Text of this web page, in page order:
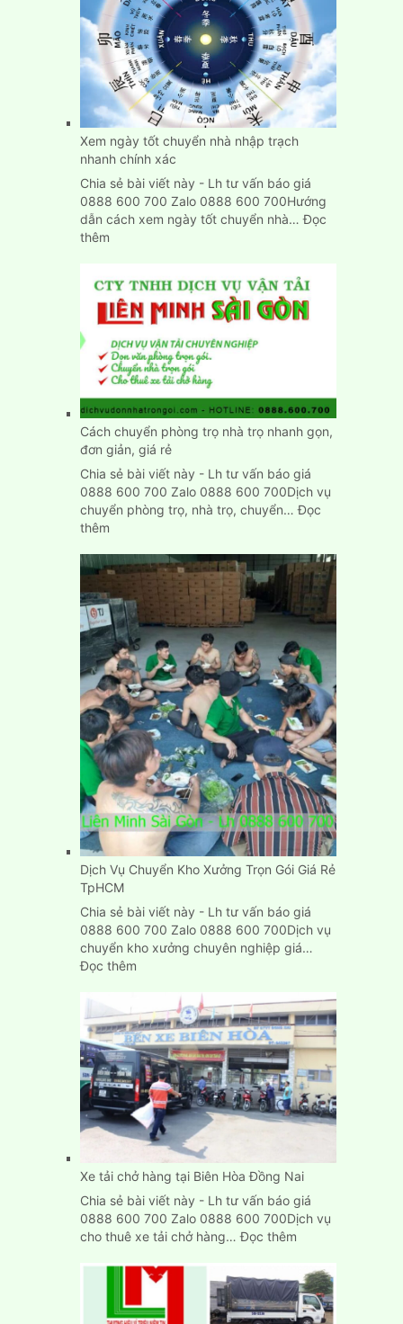
Dọn
Trọ
Trọn
Gói
Giá
Rẻ
Tại
Bình
Dương
Xem ngày tốt chuyển nhà nhập trạch
nhanh chính xác
Chia sẻ bài viết này - Lh tư vấn báo giá
0888 600 700 Zalo 0888 600 700Hướng
dẫn cách xem ngày tốt chuyển nhà…Đọc
thêm:
tốt
chuyển
nhà
nhập
trạch
nhanh
chính
xác
Cách chuyển phòng trọ nhà trọ nhanh gọn,
đơn giản, giá rẻ
Chia sẻ bài viết này - Lh tư vấn báo giá
0888 600 700 Zalo 0888 600 700Dịch vụ
chuyển phòng trọ, nhà trọ, chuyển…Đọc
thêm:
chuyển
phòng
trọ
nhà
trọ
nhanh
gọn,
đơn
giản,
giá
rẻ
Dịch Vụ Chuyển Kho Xưởng Trọn Gói Giá Rẻ
TpHCM
Chia sẻ bài viết này - Lh tư vấn báo giá
0888 600 700 Zalo 0888 600 700Dịch vụ
chuyển kho xưởng chuyên nghiệp giá…
Đọc thêm:
Chuyển
Kho
Xưởng
Trọn
Gói
Giá
Rẻ
TpHCM
Xe tải chở hàng tại Biên Hòa Đồng Nai
Chia sẻ bài viết này - Lh tư vấn báo giá
0888 600 700 Zalo 0888 600 700Dịch vụ
cho thuê xe tải chở hàng…Đọc thêm:
tải
chở
hàng